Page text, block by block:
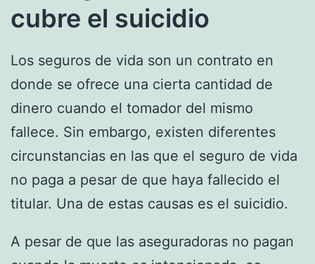
cubre el suicidio
Los seguros de vida son un contrato en
donde se ofrece una cierta cantidad de
dinero cuando el tomador del mismo
fallece. Sin embargo, existen diferentes
circunstancias en las que el seguro de vida
no paga a pesar de que haya fallecido el
titular. Una de estas causas es el suicidio.
A pesar de que las aseguradoras no pagan